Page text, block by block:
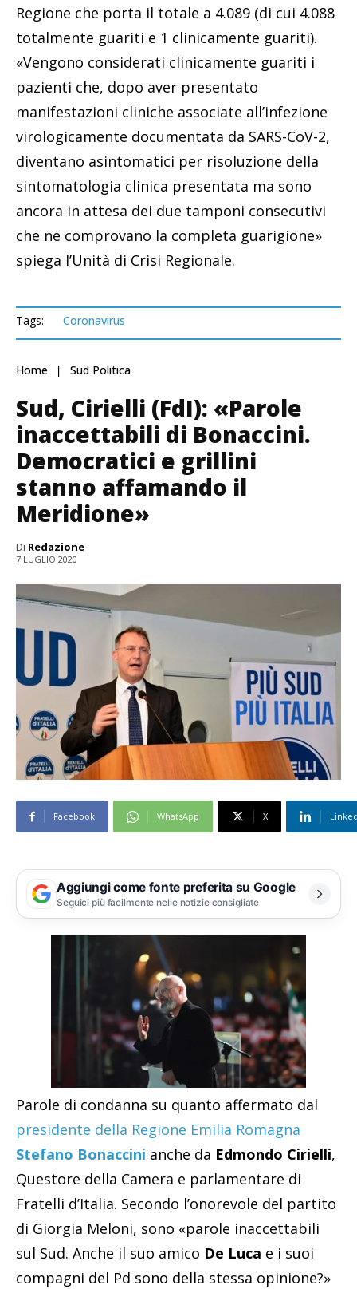
Regione che porta il totale a 4.089 (di cui 4.088
totalmente guariti e 1 clinicamente guariti).
«Vengono considerati clinicamente guariti i
pazienti che, dopo aver presentato
manifestazioni cliniche associate all’infezione
virologicamente documentata da SARS-CoV-2,
diventano asintomatici per risoluzione della
sintomatologia clinica presentata ma sono
ancora in attesa dei due tamponi consecutivi
che ne comprovano la completa guarigione»
spiega l’Unità di Crisi Regionale.
Tags: Coronavirus
Home Sud Politica
Sud, Cirielli (FdI): «Parole
inaccettabili di Bonaccini.
Democratici e grillini
stanno affamando il
Meridione»
Di Redazione
7 LUGLIO 2020
Facebook WhatsApp X
Aggiungi come fonte preferita su Google
Seguici più facilmente nelle notizie consigliate
Parole di condanna su quanto affermato dal
presidente della Regione Emilia Romagna
Stefano Bonaccini anche da Edmondo Cirielli,
Questore della Camera e parlamentare di
Fratelli d’Italia. Secondo l’onorevole del partito
di Giorgia Meloni, sono «parole inaccettabili
sul Sud. Anche il suo amico De Luca e i suoi
compagni del Pd sono della stessa opinione?»